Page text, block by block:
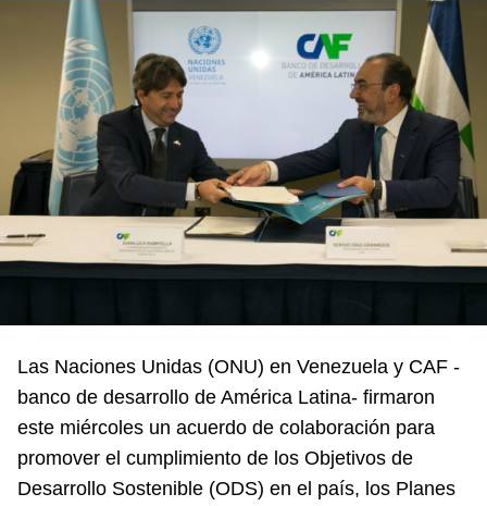
Las Naciones Unidas (ONU) en Venezuela y CAF -
banco de desarrollo de América Latina- firmaron
este miércoles un acuerdo de colaboración para
promover el cumplimiento de los Objetivos de
Desarrollo Sostenible (ODS) en el país, los Planes